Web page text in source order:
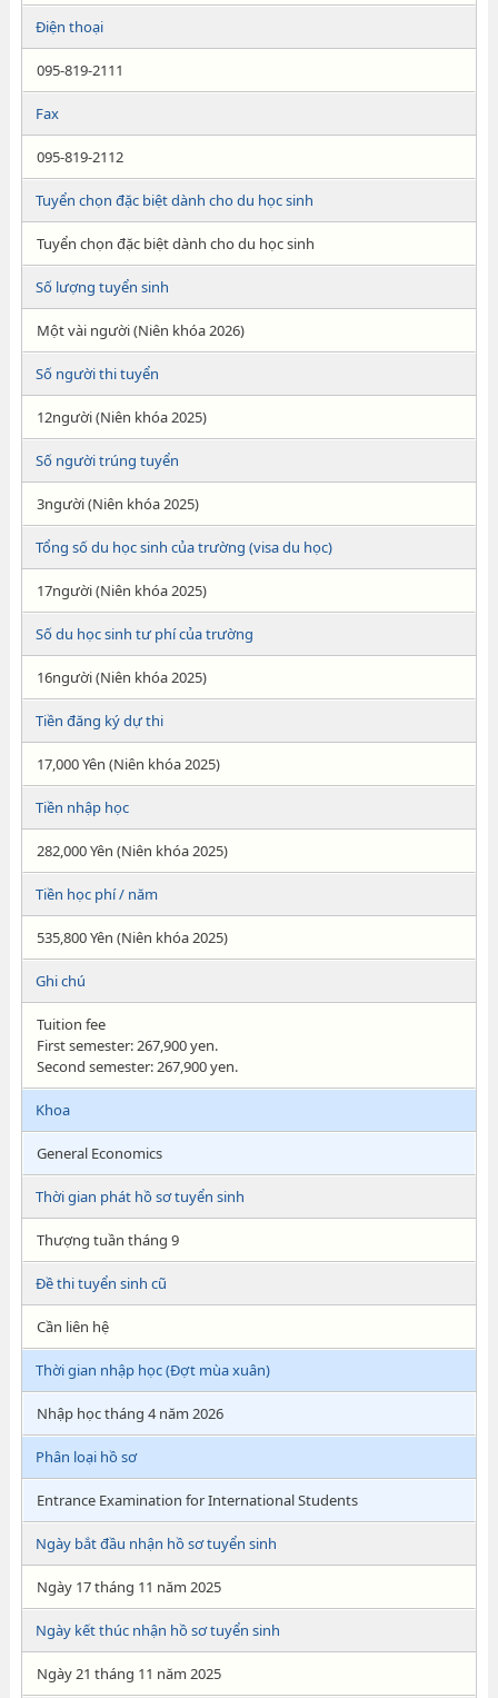
Điện thoại
095-819-2111
Fax
095-819-2112
Tuyển chọn đặc biệt dành cho du học sinh
Tuyển chọn đặc biệt dành cho du học sinh
Số lượng tuyển sinh
Một vài người (Niên khóa 2026)
Số người thi tuyển
12người (Niên khóa 2025)
Số người trúng tuyển
3người (Niên khóa 2025)
Tổng số du học sinh của trường (visa du học)
17người (Niên khóa 2025)
Số du học sinh tư phí của trường
16người (Niên khóa 2025)
Tiền đăng ký dự thi
17,000 Yên (Niên khóa 2025)
Tiền nhập học
282,000 Yên (Niên khóa 2025)
Tiền học phí / năm
535,800 Yên (Niên khóa 2025)
Ghi chú
Tuition fee
First semester: 267,900 yen.
Second semester: 267,900 yen.
Khoa
General Economics
Thời gian phát hồ sơ tuyển sinh
Thượng tuần tháng 9
Đề thi tuyển sinh cũ
Cần liên hệ
Thời gian nhập học (Đợt mùa xuân)
Nhập học tháng 4 năm 2026
Phân loại hồ sơ
Entrance Examination for International Students
Ngày bắt đầu nhận hồ sơ tuyển sinh
Ngày 17 tháng 11 năm 2025
Ngày kết thúc nhận hồ sơ tuyển sinh
Ngày 21 tháng 11 năm 2025